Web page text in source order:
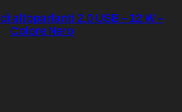
altoparlanti 2.0 USB – 12 W –
Colore Nero